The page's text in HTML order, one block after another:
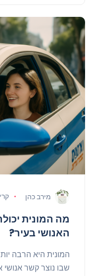
מירב כהן
מה המונית
האנושי בעיר?
המונית היא הרבה
שבו נוצר קשר אנושי